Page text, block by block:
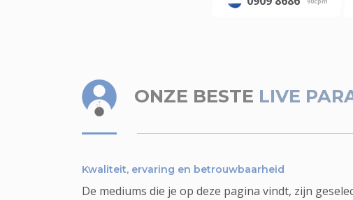
ONZE BESTE LIVE
Kwaliteit, ervaring en betrouwbaarheid
De mediums die je op deze pagina vindt, zijn